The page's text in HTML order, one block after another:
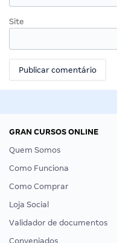
Site
GRAN CURSOS ONLINE
Quem Somos
Como Funciona
Como Comprar
Loja Social
Validador de documentos
Conveniados